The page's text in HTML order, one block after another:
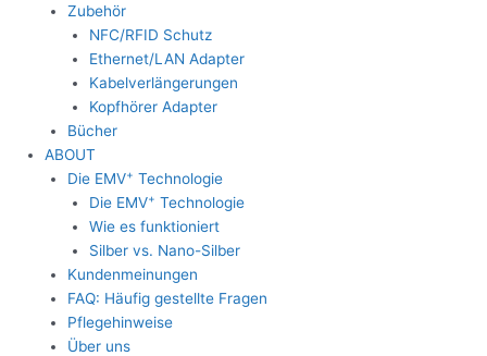
Zubehör
NFC/RFID Schutz
Ethernet/LAN Adapter
Kabelverlängerungen
Kopfhörer Adapter
Bücher
ABOUT
Die EMV+ Technologie
Die EMV+ Technologie
Wie es funktioniert
Silber vs. Nano-Silber
Kundenmeinungen
FAQ: Häufig gestellte Fragen
Pflegehinweise
Über uns